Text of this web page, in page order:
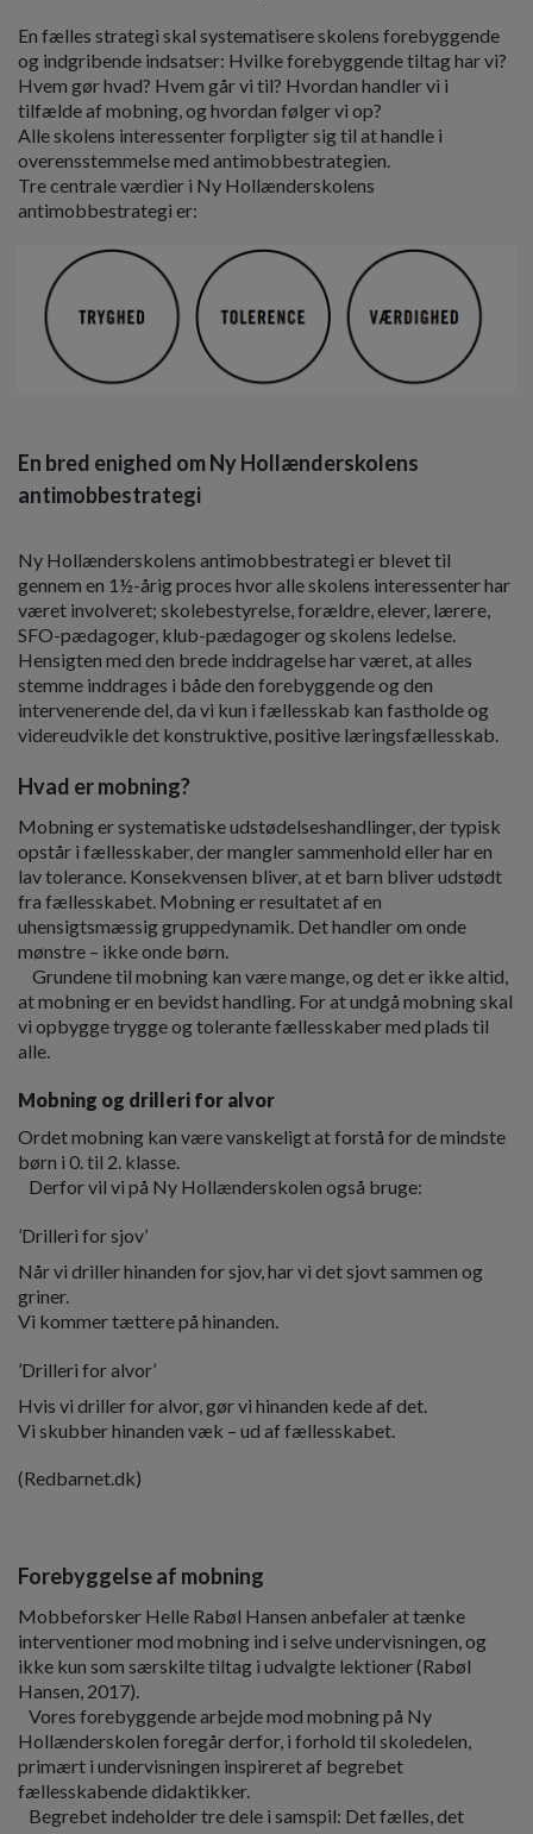
En fælles strategi skal systematisere skolens forebyggende
og indgribende indsatser: Hvilke forebyggende tiltag har vi?
Hvem gør hvad? Hvem går vi til? Hvordan handler vi i
tilfælde af mobning, og hvordan følger vi op?
Alle skolens interessenter forpligter sig til at handle i
overensstemmelse med antimobbestrategien.
Tre centrale værdier i Ny Hollænderskolens
antimobbestrategi er:
En bred enighed om Ny Hollænderskolens
antimobbestrategi
Ny Hollænderskolens antimobbestrategi er blevet til
gennem en 1½-årig proces hvor alle skolens interessenter har
været involveret; skolebestyrelse, forældre, elever, lærere,
SFO-pædagoger, klub-pædagoger og skolens ledelse.
Hensigten med den brede inddragelse har været, at alles
stemme inddrages i både den forebyggende og den
intervenerende del, da vi kun i fællesskab kan fastholde og
videreudvikle det konstruktive, positive læringsfællesskab.
Hvad er mobning?
Mobning er systematiske udstødelseshandlinger, der typisk
opstår i fællesskaber, der mangler sammenhold eller har en
lav tolerance. Konsekvensen bliver, at et barn bliver udstødt
fra fællesskabet. Mobning er resultatet af en
uhensigtsmæssig gruppedynamik. Det handler om onde
mønstre – ikke onde børn.
Grundene til mobning kan være mange, og det er ikke altid,
at mobning er en bevidst handling. For at undgå mobning skal
vi opbygge trygge og tolerante fællesskaber med plads til
alle.
Mobning og drilleri for alvor
Ordet mobning kan være vanskeligt at forstå for de mindste
børn i 0. til 2. klasse.
Derfor vil vi på Ny Hollænderskolen også bruge:
’Drilleri for sjov’
Når vi driller hinanden for sjov, har vi det sjovt sammen og
griner.
Vi kommer tættere på hinanden.
’Drilleri for alvor’
Hvis vi driller for alvor, gør vi hinanden kede af det.
Vi skubber hinanden væk – ud af fællesskabet.
(Redbarnet.dk)
Forebyggelse af mobning
Mobbeforsker Helle Rabøl Hansen anbefaler at tænke
interventioner mod mobning ind i selve undervisningen, og
ikke kun som særskilte tiltag i udvalgte lektioner (Rabøl
Hansen, 2017).
Vores forebyggende arbejde mod mobning på Ny
Hollænderskolen foregår derfor, i forhold til skoledelen,
primært i undervisningen inspireret af begrebet
fællesskabende didaktikker.
Begrebet indeholder tre dele i samspil: Det fælles, det